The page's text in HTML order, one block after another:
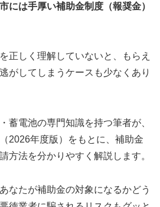
には手厚い補助金制度（報奨金）
正しく理解していないと、もらえ
がしてしまうケースも少なくあり
蓄電池の専門知識を持つ筆者が、
2026年度版）をもとに、補助金
方法を分かりやすく解説します。
なたが補助金の対象になるかどう